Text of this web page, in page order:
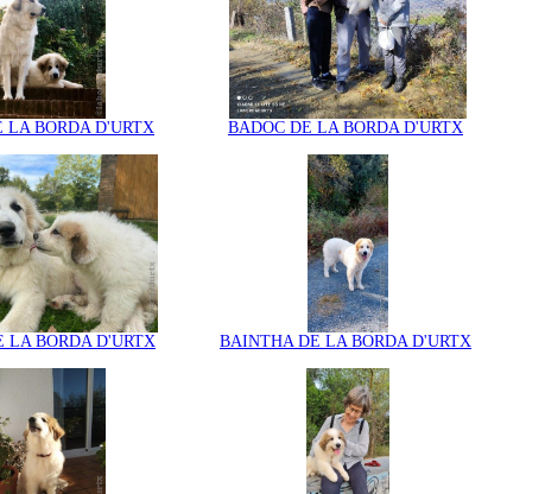
LA BORDA D'URTX BADOC DE LA BORDA D'URTX
LA BORDA D'URTX BAINTHA DE LA BORDA D'URTX